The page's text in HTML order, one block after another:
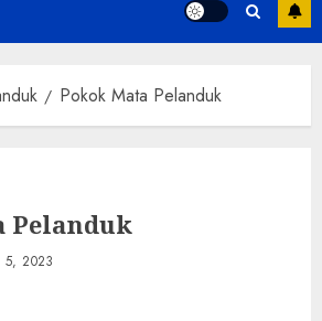
Pokok Mata Pelanduk
Pelanduk
5, 2023